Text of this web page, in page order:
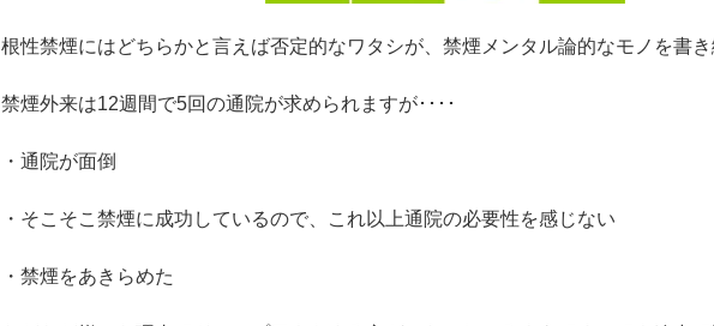
根性禁煙にはどちらかと言えば否定的なワタシが、禁煙メンタル論的なモノを書き
禁煙外来は12週間で5回の通院が求められますが････
・通院が面倒
・そこそこ禁煙に成功しているので、これ以上通院の必要性を感じない
・禁煙をあきらめた